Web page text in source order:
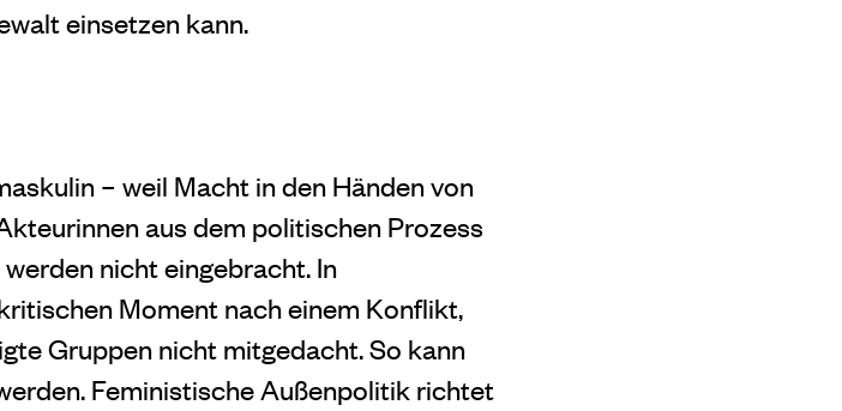
einsetzen kann.
– weil Macht in den Händen von
aus dem politischen Prozess
nicht eingebracht. In
Moment nach einem Konflikt,
Gruppen nicht mitgedacht. So kann
Feministische Außenpolitik richtet